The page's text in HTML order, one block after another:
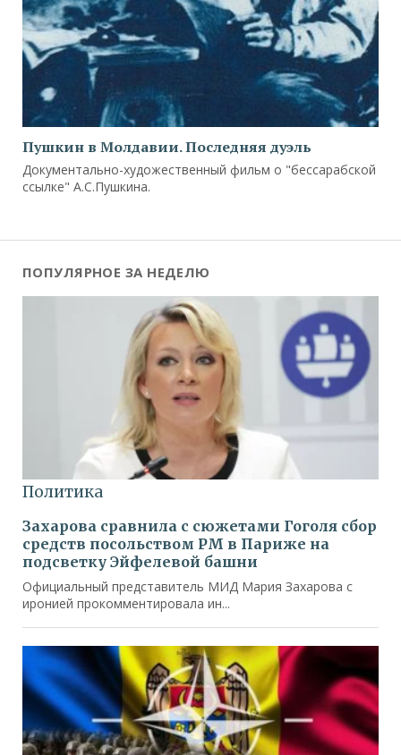
Пушкин в Молдавии. Последняя дуэль
Документально-художественный фильм о "бессарабской
ссылке" А.С.Пушкина.
ПОПУЛЯРНОЕ ЗА НЕДЕЛЮ